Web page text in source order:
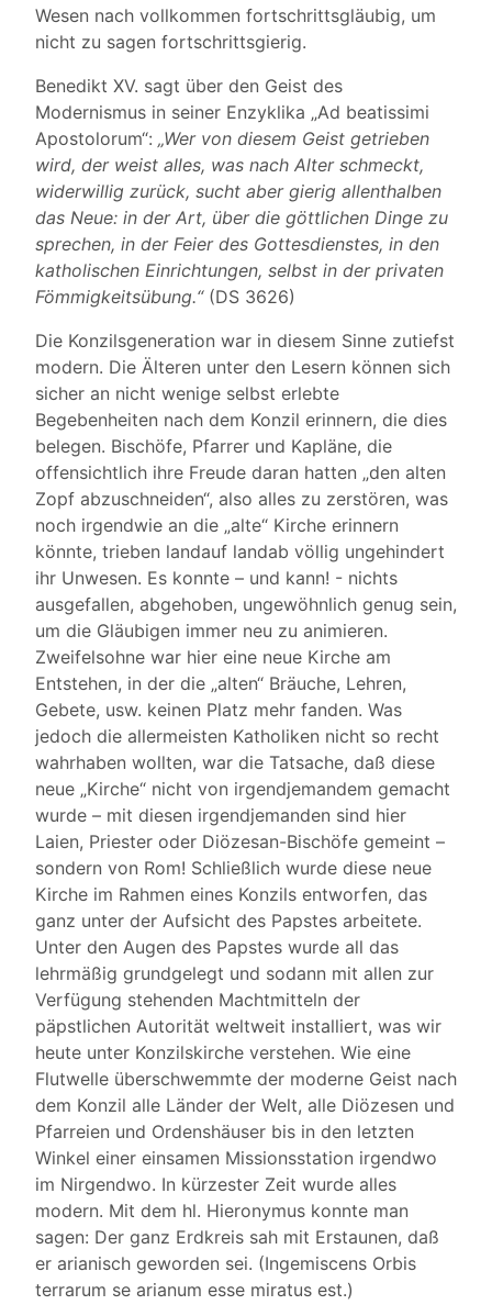
Wesen nach vollkommen fortschrittsgläubig, um
nicht zu sagen fortschrittsgierig.
Benedikt XV. sagt über den Geist des
Modernismus in seiner Enzyklika „Ad beatissimi
Apostolorum“: „Wer von diesem Geist getrieben
wird, der weist alles, was nach Alter schmeckt,
widerwillig zurück, sucht aber gierig allenthalben
das Neue: in der Art, über die göttlichen Dinge zu
sprechen, in der Feier des Gottesdienstes, in den
katholischen Einrichtungen, selbst in der privaten
Fömmigkeitsübung.“(DS 3626)
Die Konzilsgeneration war in diesem Sinne zutiefst
modern. Die Älteren unter den Lesern können sich
sicher an nicht wenige selbst erlebte
Begebenheiten nach dem Konzil erinnern, die dies
belegen. Bischöfe, Pfarrer und Kapläne, die
offensichtlich ihre Freude daran hatten „den alten
Zopf abzuschneiden“, also alles zu zerstören, was
noch irgendwie an die „alte“ Kirche erinnern
könnte, trieben landauf landab völlig ungehindert
ihr Unwesen. Es konnte – und kann! - nichts
ausgefallen, abgehoben, ungewöhnlich genug sein,
um die Gläubigen immer neu zu animieren.
Zweifelsohne war hier eine neue Kirche am
Entstehen, in der die „alten“ Bräuche, Lehren,
Gebete, usw. keinen Platz mehr fanden. Was
jedoch die allermeisten Katholiken nicht so recht
wahrhaben wollten, war die Tatsache, daß diese
neue „Kirche“ nicht von irgendjemandem gemacht
wurde – mit diesen irgendjemanden sind hier
Laien, Priester oder Diözesan-Bischöfe gemeint –
sondern von Rom! Schließlich wurde diese neue
Kirche im Rahmen eines Konzils entworfen, das
ganz unter der Aufsicht des Papstes arbeitete.
Unter den Augen des Papstes wurde all das
lehrmäßig grundgelegt und sodann mit allen zur
Verfügung stehenden Machtmitteln der
päpstlichen Autorität weltweit installiert, was wir
heute unter Konzilskirche verstehen. Wie eine
Flutwelle überschwemmte der moderne Geist nach
dem Konzil alle Länder der Welt, alle Diözesen und
Pfarreien und Ordenshäuser bis in den letzten
Winkel einer einsamen Missionsstation irgendwo
im Nirgendwo. In kürzester Zeit wurde alles
modern. Mit dem hl. Hieronymus konnte man
sagen: Der ganz Erdkreis sah mit Erstaunen, daß
er arianisch geworden sei. (Ingemiscens Orbis
terrarum se arianum esse miratus est.)